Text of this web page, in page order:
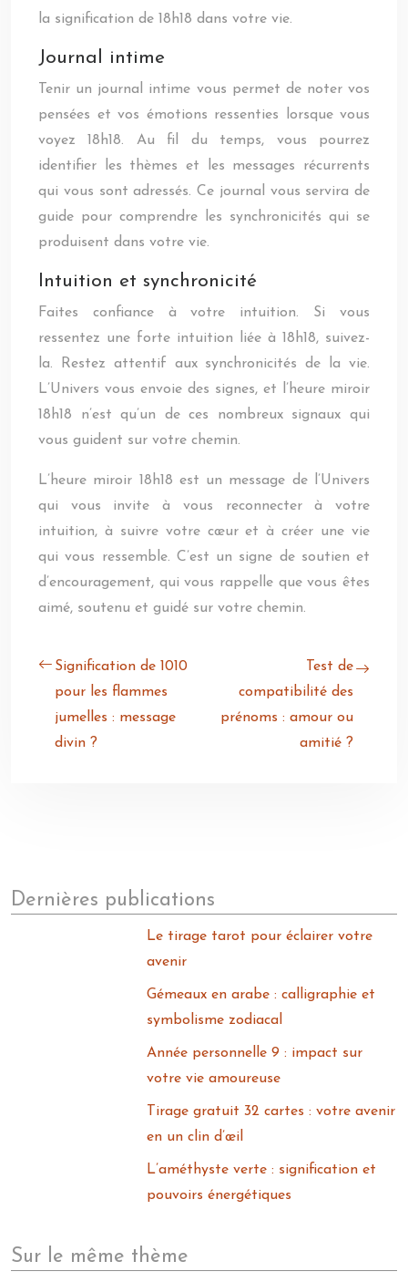
la signification de 18h18 dans votre vie.
Journal intime
Tenir un journal intime vous permet de noter vos
pensées et vos émotions ressenties lorsque vous
voyez 18h18. Au fil du temps, vous pourrez
identifier les thèmes et les messages récurrents
qui vous sont adressés. Ce journal vous servira de
guide pour comprendre les synchronicités qui se
produisent dans votre vie.
Intuition et synchronicité
Faites confiance à votre intuition. Si vous
ressentez une forte intuition liée à 18h18, suivez-
la. Restez attentif aux synchronicités de la vie.
L’Univers vous envoie des signes, et l’heure miroir
18h18 n’est qu’un de ces nombreux signaux qui
vous guident sur votre chemin.
L’heure miroir 18h18 est un message de l’Univers
qui vous invite à vous reconnecter à votre
intuition, à suivre votre cœur et à créer une vie
qui vous ressemble. C’est un signe de soutien et
d’encouragement, qui vous rappelle que vous êtes
aimé, soutenu et guidé sur votre chemin.
Signification de 1010
pour les flammes
jumelles : message
divin ?
Test de
compatibilité des
prénoms : amour ou
amitié ?
Dernières publications
Le tirage tarot pour éclairer votre
avenir
Gémeaux en arabe : calligraphie et
symbolisme zodiacal
Année personnelle 9 : impact sur
votre vie amoureuse
Tirage gratuit 32 cartes : votre avenir
en un clin d’œil
L’améthyste verte : signification et
pouvoirs énergétiques
Sur le même thème